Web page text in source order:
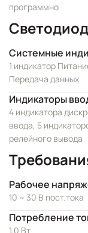
программно
Системные
1 индикатор
Передача данных
Индикаторы
4 индикатора
ввода, 5
релейного вывода
Рабочее
10 ~ 30 В пост.тока
Потребление
1.0 Вт